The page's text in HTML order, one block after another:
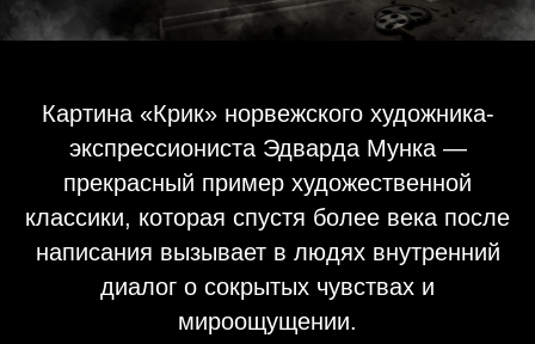
Картина «Крик» норвежского художника-
экспрессиониста Эдварда Мунка —
прекрасный пример художественной
классики, которая спустя более века после
написания вызывает в людях внутренний
диалог о сокрытых чувствах и
мироощущении.